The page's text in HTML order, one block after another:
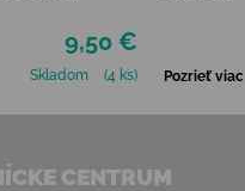
9,50 €
Skladom (4 ks) Pozrieť viac
CENTRUM